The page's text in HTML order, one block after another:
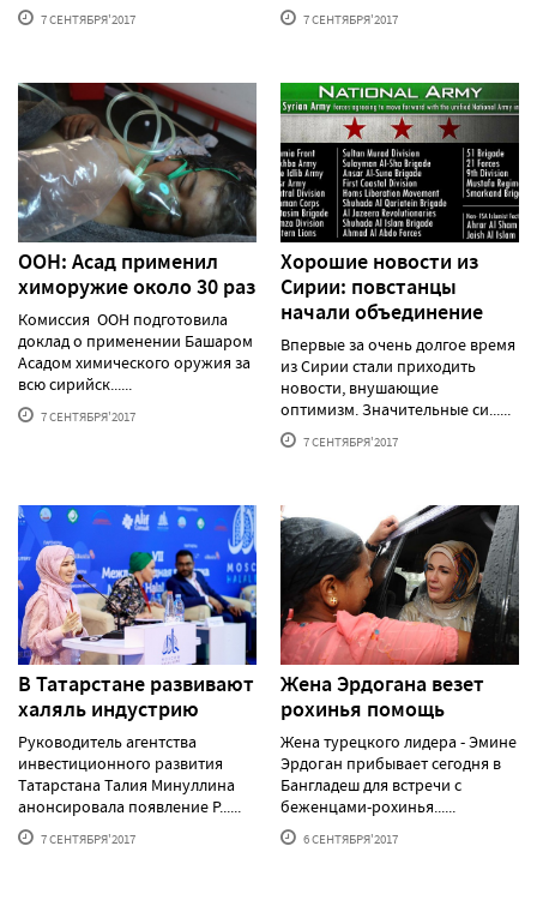
7 СЕНТЯБРЯ'2017 7 СЕНТЯБРЯ'2017
ООН: Асад применил
химоружие около 30 раз
Комиссия ООН подготовила
доклад о применении Башаром
Асадом химического оружия за
всю сирийск......
7 СЕНТЯБРЯ'2017
Хорошие новости из
Сирии: повстанцы
начали объединение
Впервые за очень долгое время
из Сирии стали приходить
новости, внушающие
оптимизм. Значительные си......
7 СЕНТЯБРЯ'2017
В Татарстане развивают
халяль индустрию
Руководитель агентства
инвестиционного развития
Татарстана Талия Минуллина
анонсировала появление Р......
7 СЕНТЯБРЯ'2017
Жена Эрдогана везет
рохинья помощь
Жена турецкого лидера - Эмине
Эрдоган прибывает сегодня в
Бангладеш для встречи с
беженцами-рохинья......
6 СЕНТЯБРЯ'2017